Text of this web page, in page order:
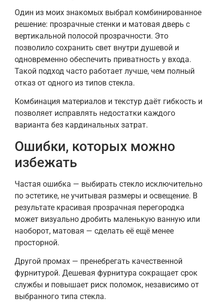
Один из моих знакомых выбрал комбинированное
решение: прозрачные стенки и матовая дверь с
вертикальной полосой прозрачности. Это
позволило сохранить свет внутри душевой и
одновременно обеспечить приватность у входа.
Такой подход часто работает лучше, чем полный
отказ от одного из типов стекла.
Комбинация материалов и текстур даёт гибкость и
позволяет исправлять недостатки каждого
варианта без кардинальных затрат.
Ошибки, которых можно
избежать
Частая ошибка — выбирать стекло исключительно
по эстетике, не учитывая размеры и освещение. В
результате красивая прозрачная перегородка
может визуально дробить маленькую ванную или
наоборот, матовая — сделать её ещё менее
просторной.
Другой промах — пренебрегать качественной
фурнитурой. Дешевая фурнитура сокращает срок
службы и повышает риск поломок, независимо от
выбранного типа стекла.